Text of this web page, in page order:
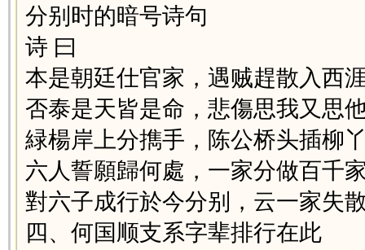
分别时的暗号诗句
诗 曰
本是朝廷仕官家，遇贼趕散入西
否泰是天皆是命，悲傷思我又思
緑楊岸上分擕手，陈公桥头插柳
六人誓願歸何處，一家分做百千
對六子成行於今分别，云一家失
四、何国顺支系字辈排行在此